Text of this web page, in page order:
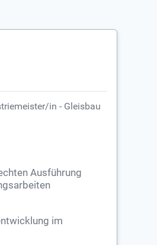
in - Gleisbau
Ausführung
im